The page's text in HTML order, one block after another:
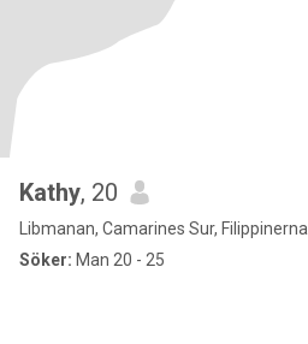
Kathy, 20
Libmanan, Camarines Sur, Filippinerna
Söker: Man 20 - 25